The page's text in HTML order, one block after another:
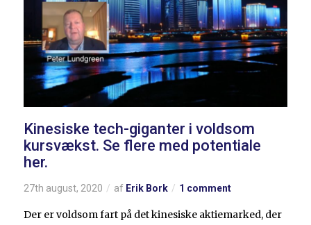
Kinesiske tech-giganter i voldsom
kursvækst. Se flere med potentiale
her.
27th august, 2020 af Erik Bork 1 comment
Der er voldsom fart på det kinesiske aktiemarked, der